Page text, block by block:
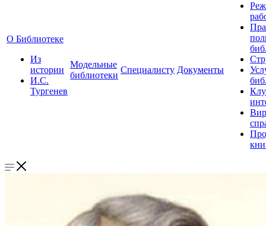
О Библиотеке
Из
истории
И.С.
Тургенев
Модельные
библиотеки
Специалисту Документы